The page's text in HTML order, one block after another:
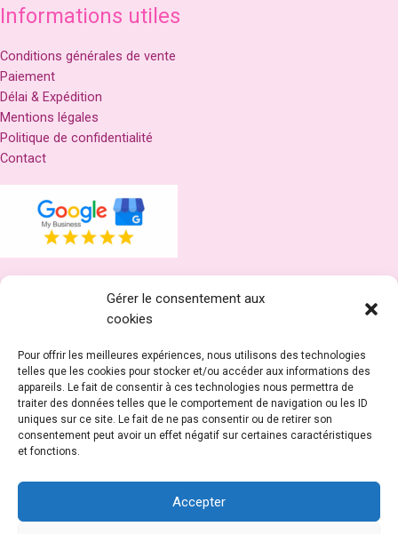
Gérer le consentement aux
cookies
Pour offrir les meilleures expériences, nous utilisons des technologies
telles que les cookies pour stocker et/ou accéder aux informations des
appareils. Le fait de consentir à ces technologies nous permettra de
traiter des données telles que le comportement de navigation ou les ID
uniques sur ce site. Le fait de ne pas consentir ou de retirer son
consentement peut avoir un effet négatif sur certaines caractéristiques
et fonctions.
Accepter
Informations utiles
Conditions générales de vente
Paiement
Délai & Expédition
Mentions légales
Politique de confidentialité
Contact